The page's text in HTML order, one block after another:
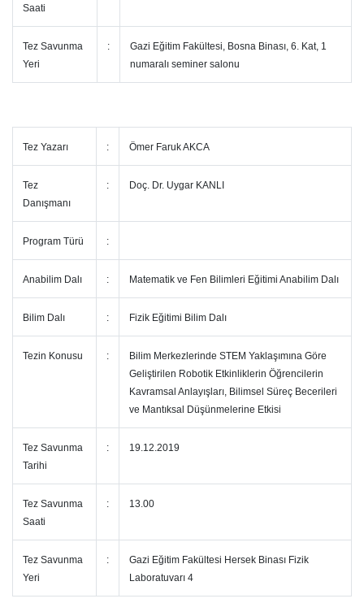
Saati
Tez Savunma
Yeri
:
Gazi Eğitim Fakültesi, Bosna Binası, 6. Kat, 1
numaralı seminer salonu
Tez Yazarı : Ömer Faruk AKCA
Tez
Danışmanı
: Doç. Dr. Uygar KANLI
Program Türü :
Anabilim Dalı : Matematik ve Fen Bilimleri Eğitimi Anabilim Dalı
Bilim Dalı : Fizik Eğitimi Bilim Dalı
Tezin Konusu :
Bilim Merkezlerinde STEM Yaklaşımına Göre
Geliştirilen Robotik Etkinliklerin Öğrencilerin
Kavramsal Anlayışları, Bilimsel Süreç Becerileri
ve Mantıksal Düşünmelerine Etkisi
Tez Savunma
Tarihi
: 19.12.2019
Tez Savunma
Saati
: 13.00
Tez Savunma
Yeri
:
Gazi Eğitim Fakültesi Hersek Binası Fizik
Laboratuvarı 4